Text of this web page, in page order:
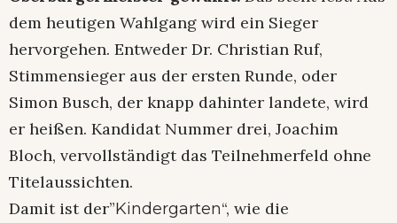
dem heutigen Wahlgang wird ein Sieger
hervorgehen. Entweder Dr. Christian Ruf,
Stimmensieger aus der ersten Runde, oder
Simon Busch, der knapp dahinter landete, wird
er heißen. Kandidat Nummer drei, Joachim
Bloch, vervollständigt das Teilnehmerfeld ohne
Titelaussichten.
Damit ist der”Kindergarten“, wie die